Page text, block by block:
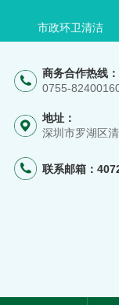
市政环卫清洁
商务合作热线：
0755-
地址：
深圳市罗湖区
联系邮箱：